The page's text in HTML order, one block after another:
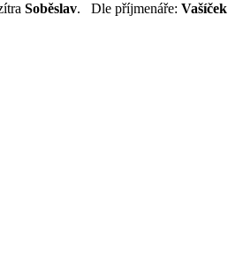
Soběslav. Dle příjmenáře: Vašíček